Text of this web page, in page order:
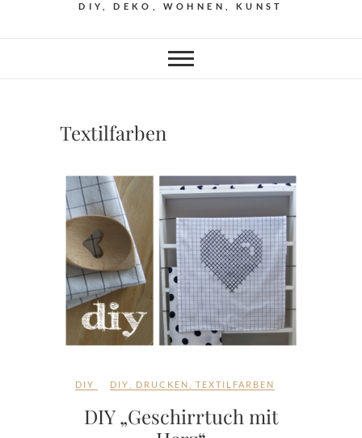
DIY, DEKO, WOHNEN, KUNST
Textilfarben
DIY DIY DRUCKEN TEXTILFARBEN
DIY „Geschirrtuch mit